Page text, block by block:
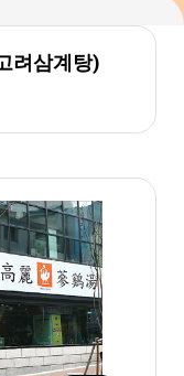
려삼계탕)